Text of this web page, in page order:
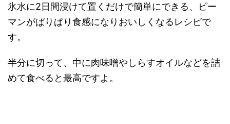
氷水に2日間浸けて置くだけで簡単にできる、ピー
マンがぱりぱり食感になりおいしくなるレシピで
す。
半分に切って、中に肉味噌やしらすオイルなどを詰
めて食べると最高ですよ。